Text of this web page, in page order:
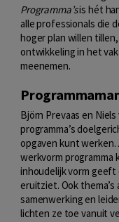
Programma’sis hét
alle professionals die
hoger plan willen
ontwikkeling in het
meenemen.
Björn Prevaas en
programma’s
opgaven kunt werken.
werkvorm programma
inhoudelijk vorm geeft
eruitziet. Ook
samenwerking en
lichten ze toe vanuit